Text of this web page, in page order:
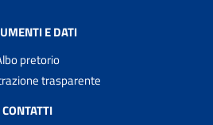
E DATI
pretorio
trasparente
CONTATTI